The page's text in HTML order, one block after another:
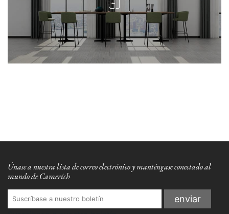
Únase a nuestra lista de correo electrónico y manténgase conectado al
mundo de Camerich